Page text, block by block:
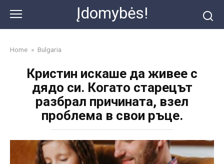
content
Įdomybės!
Home » Bulgaria
Кристин искаше да живее с
дядо си. Когато старецът
разбрал причината, взел
проблема в свои ръце.